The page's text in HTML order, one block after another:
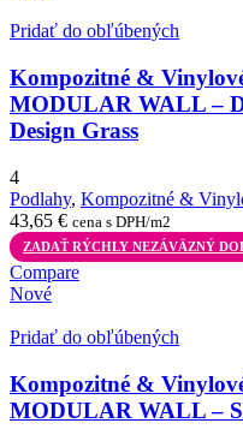
Pridať do obľúbených
Kompozitné &
MODULAR WALL –
Design Grass
4
Podlahy, Kompozitné &
43,65 € cena s DPH/m2
ZADAŤ RÝCHLY NEZÁVÄZNÝ
Compare
Nové
Pridať do obľúbených
Kompozitné &
MODULAR WALL –